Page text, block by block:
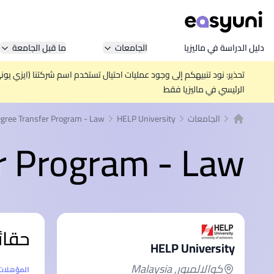
دليل الدراسة في ماليزيا الجامعات ما قبل الجامعة
تحذير: نود تنبيهكم إلى وجود عمليات احتيال تستخدم اسم شركتنا (ايزي
الرئيسي في ماليزيا فقط
الجامعات HELP University
Transfer Program - Law
Program - Law
HELP University
كوالالمبور, Malaysia